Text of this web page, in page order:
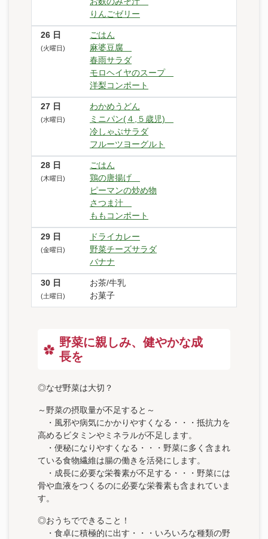
りんごゼリー
26 日
(火曜日)
ごはん
麻婆豆腐
春雨サラダ
モロヘイヤのスープ
洋梨コンポート
27 日
(水曜日)
わかめうどん
ミニパン(４,５歳児)
冷しゃぶサラダ
フルーツヨーグルト
28 日
(木曜日)
ごはん
鶏の唐揚げ
ピーマンの炒め物
さつま汁
ももコンポート
29 日
(金曜日)
ドライカレー
野菜チーズサラダ
バナナ
30 日
(土曜日)
お茶/牛乳
お菓子
野菜に親しみ、健やかな成
長を
◎なぜ野菜は大切？
～野菜の摂取量が不足すると～
・風邪や病気にかかりやすくなる・・・抵抗力を
高めるビタミンやミネラルが不足します。
・便秘になりやすくなる・・・野菜に多く含まれ
ている食物繊維は腸の働きを活発にします。
・成長に必要な栄養素が不足する・・・野菜には
骨や血液をつくるのに必要な栄養素も含まれていま
す。
◎おうちでできること！
・食卓に積極的に出す・・・いろいろな種類の野